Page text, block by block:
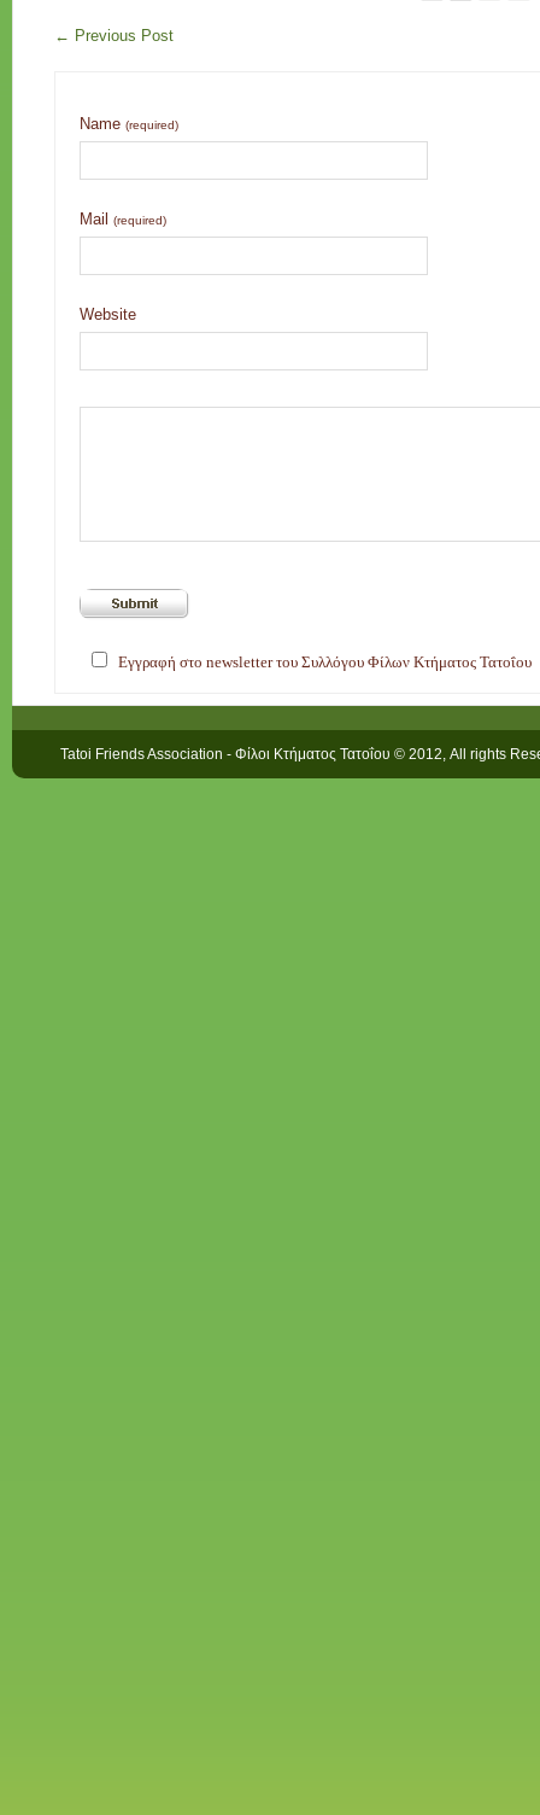
← Previous Post
Name (required)
Mail (required)
Website
Εγγραφή στο newsletter του Συλλόγου Φίλων Κτήματος Τατοΐου
Tatoi Friends Association - Φίλοι Κτήματος Τατοΐου © 2012, All rights